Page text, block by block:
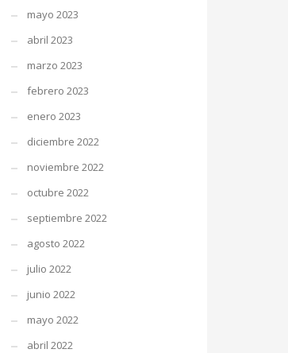
mayo 2023
abril 2023
marzo 2023
febrero 2023
enero 2023
diciembre 2022
noviembre 2022
octubre 2022
septiembre 2022
agosto 2022
julio 2022
junio 2022
mayo 2022
abril 2022